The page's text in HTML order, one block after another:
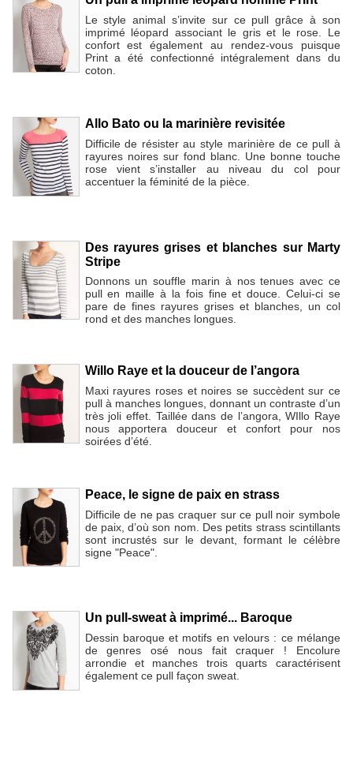
Le style animal s’invite sur ce pull grâce à son
imprimé léopard associant le gris et le rose. Le
confort est également au rendez-vous puisque
Print a été confectionné intégralement dans du
coton.
Allo Bato ou la marinière revisitée
Difficile de résister au style marinière de ce pull à
rayures noires sur fond blanc. Une bonne touche
rose vient s’installer au niveau du col pour
accentuer la féminité de la pièce.
Des rayures grises et blanches sur Marty
Stripe
Donnons un souffle marin à nos tenues avec ce
pull en maille à la fois fine et douce. Celui-ci se
pare de fines rayures grises et blanches, un col
rond et des manches longues.
Willo Raye et la douceur de l’angora
Maxi rayures roses et noires se succèdent sur ce
pull à manches longues, donnant un contraste d’un
très joli effet. Taillée dans de l’angora, WIllo Raye
nous apportera douceur et confort pour nos
soirées d’été.
Peace, le signe de paix en strass
Difficile de ne pas craquer sur ce pull noir symbole
de paix, d’où son nom. Des petits strass scintillants
sont incrustés sur le devant, formant le célèbre
signe "Peace".
Un pull-sweat à imprimé... Baroque
Dessin baroque et motifs en velours : ce mélange
de genres osé nous fait craquer ! Encolure
arrondie et manches trois quarts caractérisent
également ce pull façon sweat.